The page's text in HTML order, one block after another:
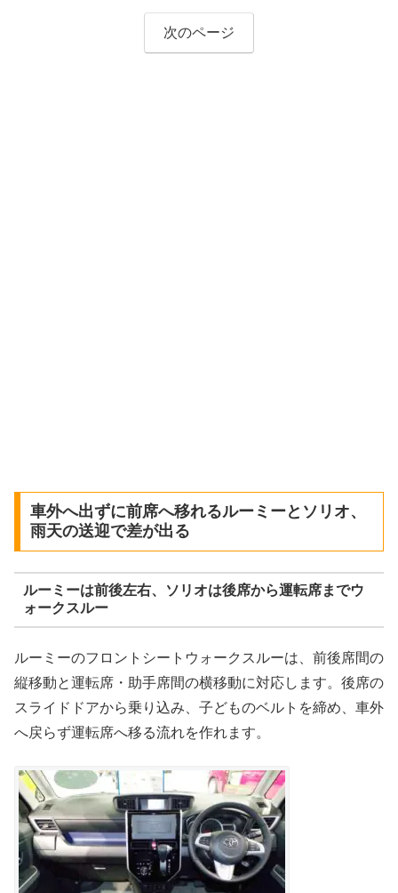
次のページ
車外へ出ずに前席へ移れるルーミーとソリオ、
雨天の送迎で差が出る
ルーミーは前後左右、ソリオは後席から運転席までウ
ォークスルー
ルーミーのフロントシートウォークスルーは、前後席間の
縦移動と運転席・助手席間の横移動に対応します。後席の
スライドドアから乗り込み、子どものベルトを締め、車外
へ戻らず運転席へ移る流れを作れます。